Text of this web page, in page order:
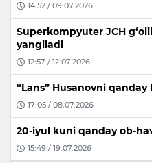
14:52 / 09.07.2026
Superkompyuter JCH
yangiladi
12:57 / 12.07.2026
“Lans” Husanovni
17:05 / 08.07.2026
20-iyul kuni qanday ob-
15:49 / 19.07.2026